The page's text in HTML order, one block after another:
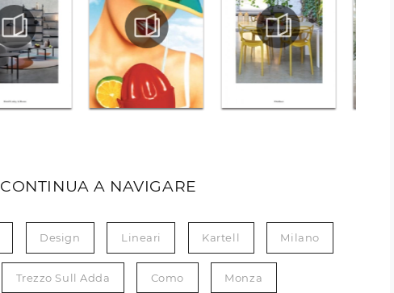
CONTINUA A NAVIGARE
Design Lineari Kartell Milano
Trezzo Sull Adda Como Monza